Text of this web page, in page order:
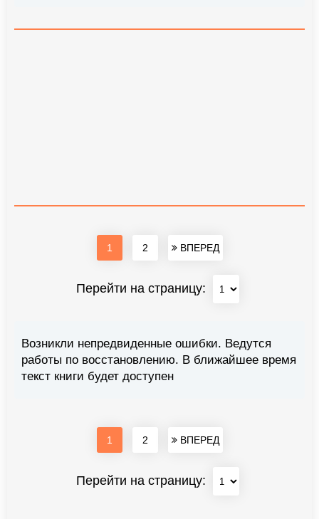
1 2 ВПЕРЕД
Перейти на страницу:
Возникли непредвиденные ошибки. Ведутся
работы по восстановлению. В ближайшее время
текст книги будет доступен
1 2 ВПЕРЕД
Перейти на страницу: